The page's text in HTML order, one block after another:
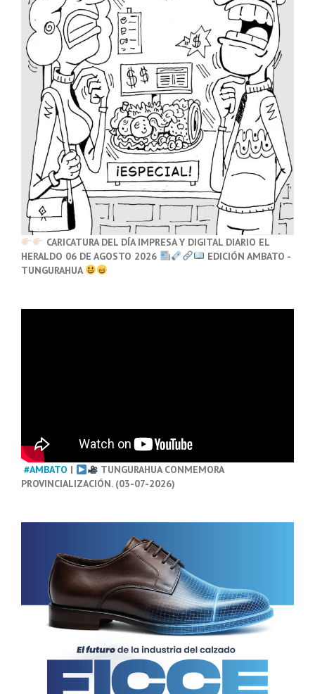
CARICATURA DEL DÍA IMPRESA Y DIGITAL DIARIO EL
HERALDO 06 DE AGOSTO 2026
EDICIÓN AMBATO -
TUNGURAHUA
#AMBATO |
TUNGURAHUA CONMEMORA
PROVINCIALIZACIÓN. (03-07-2026)